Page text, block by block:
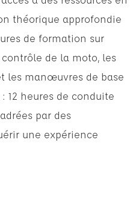
théorique approfondie
de formation sur
de la moto, les
les manœuvres de base
: 12 heures de conduite
par des
une expérience